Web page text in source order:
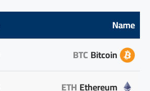
Name
Bitcoin
BTC
Ethereum
ETH